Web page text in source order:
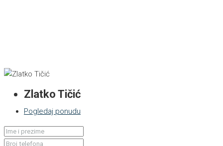
Zlatko Tičić
Pogledaj ponudu